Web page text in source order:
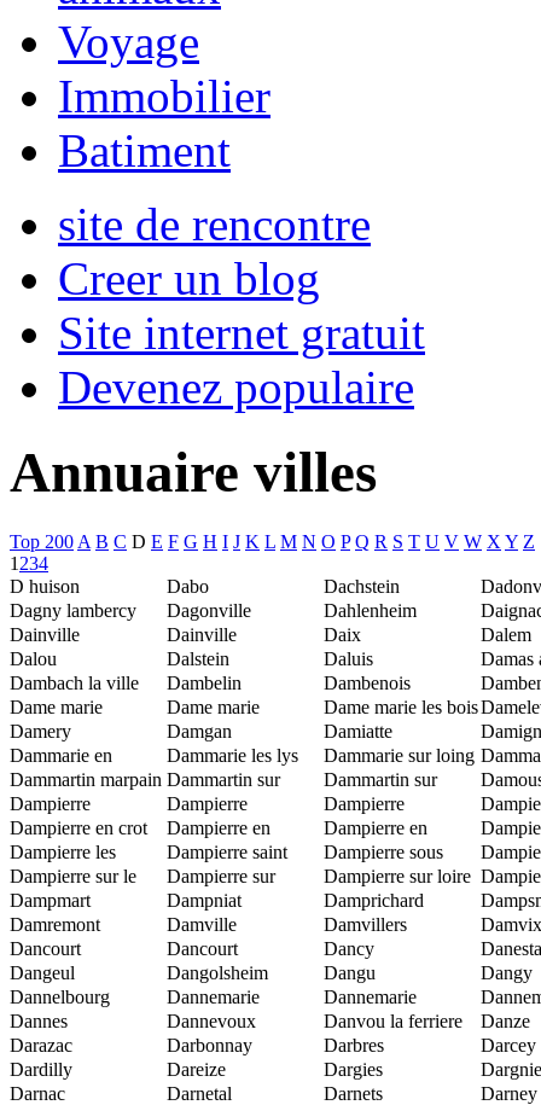
Voyage
Immobilier
Batiment
site de rencontre
Creer un blog
Site internet gratuit
Devenez populaire
Annuaire villes
Top 200 A B C D E F G H I J K L M N O P Q R S T U V W X Y Z
1 234
D huison
longueville
Dabo Dachstein
Dagny lambercy
Dagonville Dahlenheim
Dainville
Dainville
bertheleville
Daix
Dalem
Dalou
Dalstein Daluis
Damas
Dambach la ville
Dambelin Dambenois
Dame marie Dame marie Dame marie les bois
Damery
Damgan Damiatte
Dammarie en
puisaye
Dammarie les lys Dammarie sur loing
Dammartin marpain Dammartin sur
meuse
Dammartin sur
tigeaux
Dampierre
Dampierre Dampierre
temple
Dampierre en crot
Dampierre en
gracay
Dampierre en
montagne
Dampierre les
conflans
Dampierre saint
nicolas
Dampierre sous
bouhy
brou
Dampierre sur le
doubs
Dampierre sur
linotte
Dampierre sur loire
moivre
Dampmart Dampniat Damprichard
Damremont
Damville Damvillers
Damvix
Dancourt
Dancourt
popincourt
Dancy
Dangeul
Dangolsheim Dangu
Dangy
Dannelbourg
Dannemarie Dannemarie
Dannes
Dannevoux Danvou la ferriere
Danze
Darazac
Darbonnay Darbres
Darcey
Dardilly
Dareize Dargies
Darnac
Darnetal Darnets
Darney